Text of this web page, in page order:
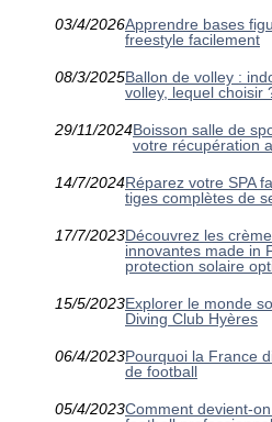
03/4/2026Apprendre bases
freestyle facilement
08/3/2025Ballon de volley :
volley, lequel choisir
29/11/2024Boisson salle de
votre récupération
14/7/2024Réparez votre SPA
tiges complètes de
17/7/2023Découvrez les
innovantes made in
protection solaire
15/5/2023Explorer le monde
Diving Club Hyères
06/4/2023Pourquoi la France
de football
05/4/2023Comment devient-